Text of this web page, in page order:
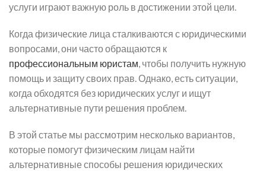
услуги играют важную роль в достижении этой цели.
Когда физические лица сталкиваются с юридическими
вопросами, они часто обращаются к
профессиональным юристам, чтобы получить нужную
помощь и защиту своих прав. Однако, есть ситуации,
когда обходятся без юридических услуг и ищут
альтернативные пути решения проблем.
В этой статье мы рассмотрим несколько вариантов,
которые помогут физическим лицам найти
альтернативные способы решения юридических